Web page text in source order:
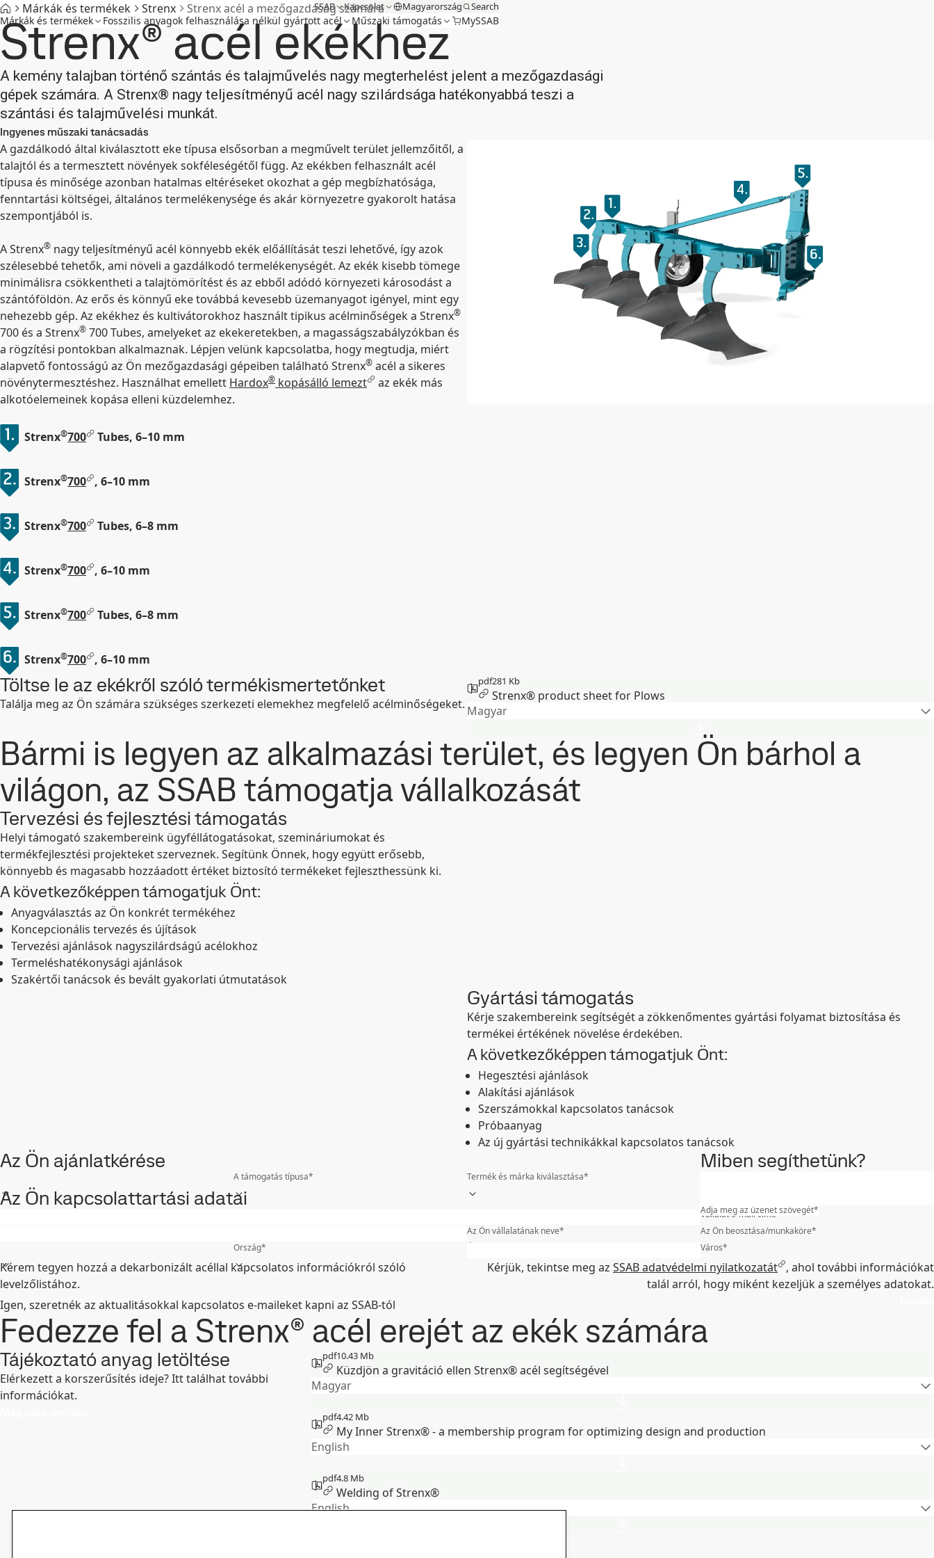
SSAB Kapcsolat Magyarország Search
Márkák és termékek Fosszilis anyagok felhasználása nélkül gyártott acél Műszaki támogatás MySSAB
Márkák és termékek Strenx Strenx acél a mezőgazdaság számára
Strenx® acél ekékhez
A kemény talajban történő szántás és talajművelés nagy megterhelést jelent a mezőgazdasági
gépek számára. A Strenx® nagy teljesítményű acél nagy szilárdsága hatékonyabbá teszi a
szántási és talajművelési munkát.
Ingyenes műszaki tanácsadás
A gazdálkodó által kiválasztott eke típusa elsősorban a megművelt terület jellemzőitől, a
talajtól és a termesztett növények sokféleségétől függ. Az ekékben felhasznált acél
típusa és minősége azonban hatalmas eltéréseket okozhat a gép megbízhatósága,
fenntartási költségei, általános termelékenysége és akár környezetre gyakorolt hatása
szempontjából is.
A Strenx® nagy teljesítményű acél könnyebb ekék előállítását teszi lehetővé, így azok
szélesebbé tehetők, ami növeli a gazdálkodó termelékenységét. Az ekék kisebb tömege
minimálisra csökkentheti a talajtömörítést és az ebből adódó környezeti károsodást a
szántóföldön. Az erős és könnyű eke továbbá kevesebb üzemanyagot igényel, mint egy
nehezebb gép. Az ekékhez és kultivátorokhoz használt tipikus acélminőségek a Strenx®
700 és a Strenx® 700 Tubes, amelyeket az ekekeretekben, a magasságszabályzókban és
a rögzítési pontokban alkalmaznak. Lépjen velünk kapcsolatba, hogy megtudja, miért
alapvető fontosságú az Ön mezőgazdasági gépeiben található Strenx® acél a sikeres
növénytermesztéshez. Használhat emellett Hardox® kopásálló lemezt
az ekék más
alkotóelemeinek kopása elleni küzdelemhez.
Strenx®700 Tubes, 6–10 mm
Strenx®700 , 6–10 mm
Strenx®700 Tubes, 6–8 mm
Strenx®700 , 6–10 mm
Strenx®700 Tubes, 6–8 mm
Strenx®700 , 6–10 mm
Töltse le az ekékről szóló termékismertetőnket
Találja meg az Ön számára szükséges szerkezeti elemekhez megfelelő acélminőségeket.
pdf281 Kb
Strenx® product sheet for Plows
Magyar
Bármi is legyen az alkalmazási terület, és legyen Ön bárhol a
világon, az SSAB támogatja vállalkozását
Tervezési és fejlesztési támogatás
Helyi támogató szakembereink ügyféllátogatásokat, szemináriumokat és
termékfejlesztési projekteket szerveznek. Segítünk Önnek, hogy együtt erősebb,
könnyebb és magasabb hozzáadott értéket biztosító termékeket fejleszthessünk ki.
A következőképpen támogatjuk Önt:
Anyagválasztás az Ön konkrét termékéhez
Koncepcionális tervezés és újítások
Tervezési ajánlások nagyszilárdságú acélokhoz
Termeléshatékonysági ajánlások
Szakértői tanácsok és bevált gyakorlati útmutatások
Gyártási támogatás
Kérje szakembereink segítségét a zökkenőmentes gyártási folyamat biztosítása és
termékei értékének növelése érdekében.
A következőképpen támogatjuk Önt:
Hegesztési ajánlások
Alakítási ajánlások
Szerszámokkal kapcsolatos tanácsok
Próbaanyag
Az új gyártási technikákkal kapcsolatos tanácsok
Az Ön ajánlatkérése
A támogatás típusa* Termék és márka kiválasztása*
Az Ön kapcsolattartási adatai
Vállalat e-mail címe*
Az Ön vállalatának neve* Az Ön beosztása/munkaköre*
Ország* Város*
Miben segíthetünk?
Adja meg az üzenet szövegét*
Kérem tegyen hozzá a dekarbonizált acéllal kapcsolatos információkról szóló
levelzőlistához.
Igen, szeretnék az aktualitásokkal kapcsolatos e-maileket kapni az SSAB-tól
Kérjük, tekintse meg az SSAB adatvédelmi nyilatkozatát , ahol további információkat
talál arról, hogy miként kezeljük a személyes adatokat.
Fedezze fel a Strenx® acél erejét az ekék számára
pdf10.43 Mb
Küzdjön a gravitáció ellen Strenx® acél segítségével
Magyar
pdf4.42 Mb
My Inner Strenx® - a membership program for optimizing design and production
English
pdf4.8 Mb
Welding of Strenx®
English
Tájékoztató anyag letöltése
Elérkezett a korszerűsítés ideje? Itt találhat további
információkat.